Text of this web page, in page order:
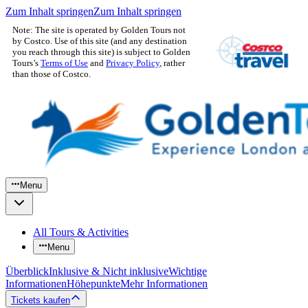
Zum Inhalt springenZum Inhalt springen
Note: The site is operated by Golden Tours not
by Costco. Use of this site (and any destination
you reach through this site) is subject to Golden
Tours’s Terms of Use and Privacy Policy, rather
than those of Costco.
Menu
All Tours & Activities
Menu
ÜberblickInklusive & Nicht inklusiveWichtige
InformationenHöhepunkteMehr Informationen
Tickets kaufen